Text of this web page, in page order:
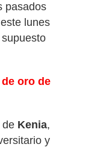
pasados
lunes
oro de
de Kenia,
y